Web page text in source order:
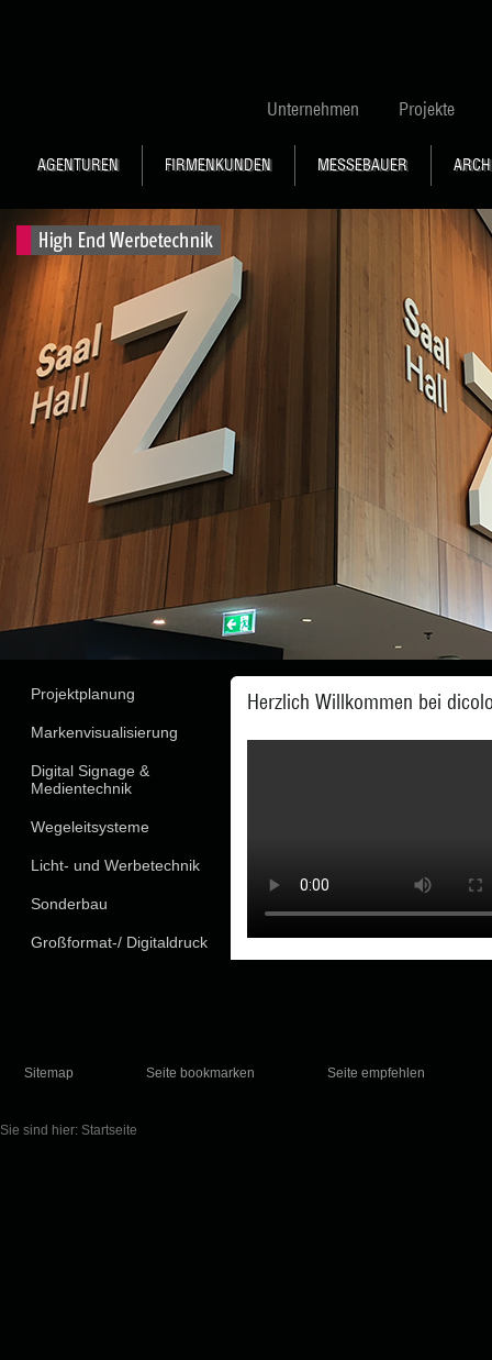
Unternehmen Projekte
AGENTUREN FIRMENKUNDEN MESSEBAUER
Projektplanung
Markenvisualisierung
Digital Signage &
Medientechnik
Wegeleitsysteme
Licht- und Werbetechnik
Sonderbau
Großformat-/ Digitaldruck
Herzlich Willkommen bei
Sitemap Seite bookmarken Seite empfehlen
Sie sind hier: Startseite